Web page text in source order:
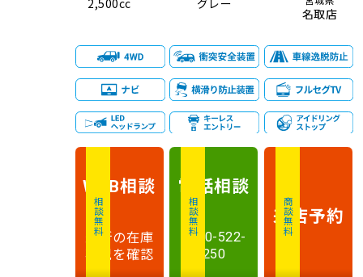
2,500cc
グレー
名取店
相談無料
WEB相談
最新の在庫
状況を確認
相談無料
電話相談
0120-522-
250
商談無料
来店予約